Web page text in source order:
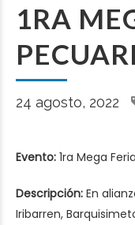
1RA
24 agosto, 2022
Evento: 1ra Mega
Descripción: En
Iribarren,